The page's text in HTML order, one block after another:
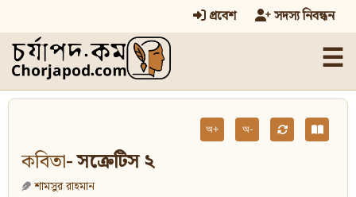
প্রবেশ সদস্য নিবন্ধন
☰
অ+ অ-
কবিতা- সক্রেটিস ২
শামসুর রাহমান